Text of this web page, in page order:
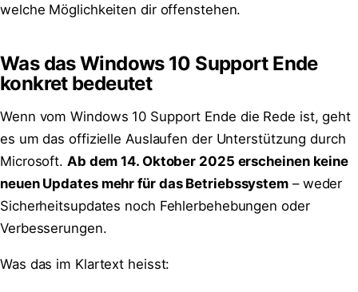
welche Möglichkeiten dir offenstehen.
Was das Windows 10 Support Ende
konkret bedeutet
Wenn vom Windows 10 Support Ende die Rede ist, geht
es um das offizielle Auslaufen der Unterstützung durch
Microsoft. Ab dem 14. Oktober 2025 erscheinen keine
neuen Updates mehr für das Betriebssystem – weder
Sicherheitsupdates noch Fehlerbehebungen oder
Verbesserungen.
Was das im Klartext heisst: